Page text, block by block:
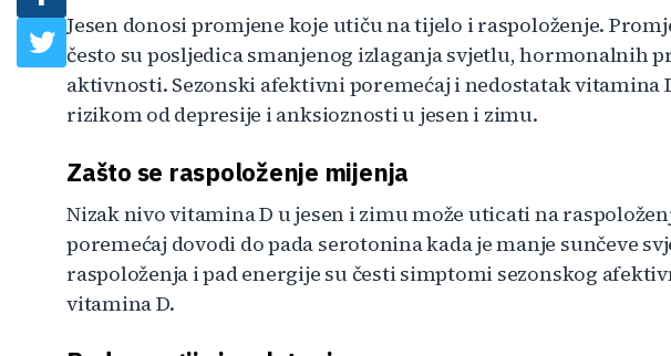
Jesen donosi promjene koje utiču na tijelo i raspoloženje.
često su posljedica smanjenog izlaganja svjetlu, hormonalnih
aktivnosti. Sezonski afektivni poremećaj i nedostatak vitamina
rizikom od depresije i anksioznosti u jesen i zimu.
Zašto se raspoloženje mijenja
Nizak nivo vitamina D u jesen i zimu može uticati na
poremećaj dovodi do pada serotonina kada je manje sunčeve
raspoloženja i pad energije su česti simptomi sezonskog
vitamina D.